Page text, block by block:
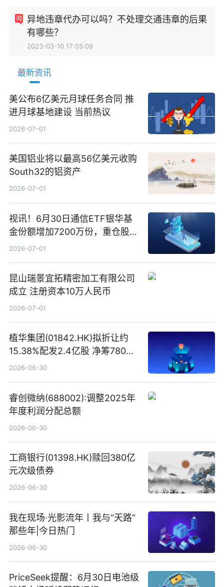
异地违章代办可以吗？不处理交通违章的后果
有哪些？
2023-03-10 17:55:09
最新资讯
美公布6亿美元月球任务合同 推
进月球基地建设 当前热议
2026-07-01
美国铝业将以最高56亿美元收购
South32的铝资产
2026-07-01
视讯！6月30日通信ETF银华基
金份额增加7200万份，重仓股新
易盛、中际旭创、立讯精密
2026-07-01
昆山瑞景宜拓精密加工有限公司
成立 注册资本10万人民币
2026-07-01
植华集团(01842.HK)拟折让约
15.38%配发2.4亿股 净筹780万
港元
2026-06-30
睿创微纳(688002):调整2025年
年度利润分配总额
2026-06-30
工商银行(01398.HK)赎回380亿
元次级债券
2026-06-30
我在现场·光影流年丨我与“天路”
那些年|今日热门
2026-06-30
PriceSeek提醒：6月30日电池级